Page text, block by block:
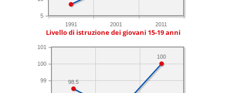
1991 2001 2011
5
Livello di istruzione dei giovani 15-19 anni
99
100
101
100
98.5